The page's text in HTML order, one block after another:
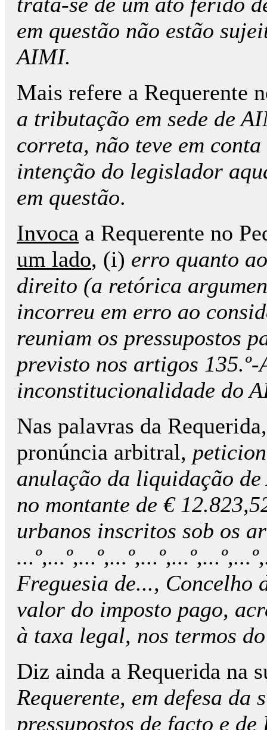
em questão não estão
AIMI.
Mais refere a Requerente
a tributação em sede de
correta, não teve em
intenção do legislador
em questão.
Invoca a Requerente no
um lado, (i) erro quanto
direito (a retórica
incorreu em erro ao
reuniam os pressupostos
previsto nos artigos 135.º-
inconstitucionalidade do
Nas palavras da
pronúncia arbitral,
anulação da liquidação
no montante de €
urbanos inscritos sob os
Freguesia de..., Concelho
valor do imposto pago,
à taxa legal, nos termos
Diz ainda a Requerida na
Requerente, em defesa
pressupostos de facto e